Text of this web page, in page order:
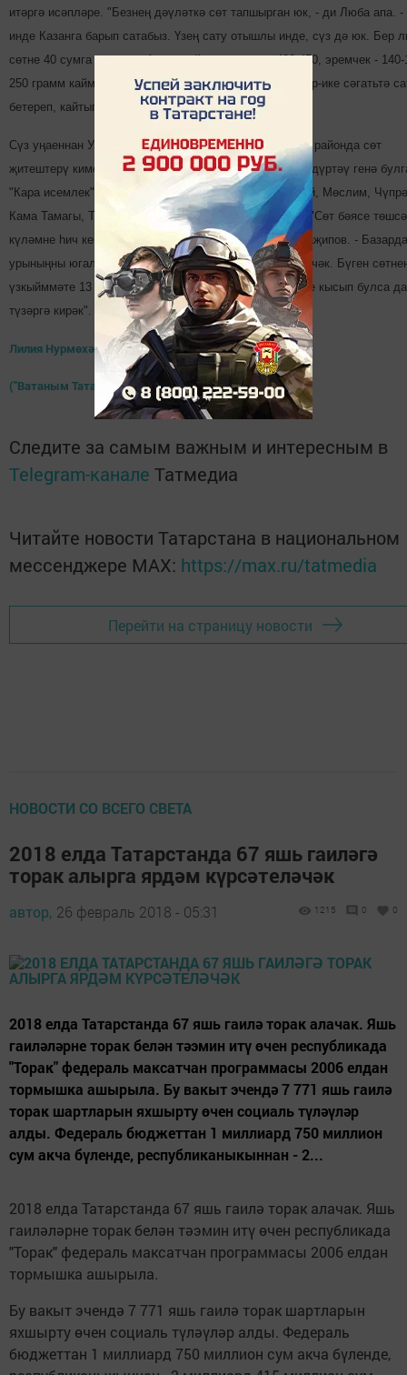
итәргә исәпләре. "Безнең дәүләткә сөт тапшырган юк, - ди Люба апа. -
инде Казанга барып сатабыз. Үзең сату отышлы инде, сүз дә юк. Бер
сөтне 40 сумга бирәбез. Атланмайның килосы - 400-450, эремчек - 140-
250 грамм каймак - 70 сум. Атнага бер көн киләбез, бер-ике сәгатьтә
бетереп, кайтып та китәбез".
Сүз уңаеннан Узган ел белән чагыштырганда, бы­ел 10 районда сөт
җитештерү кимегән. Алдагы елда исә ан­дыйлар саны дүртәү генә
"Кара исемлек"кә Буа, Кайбыч, Апас, Минзәлә, Чис­тай, Мөслим,
Кама Тамагы, Тукай, Мен­­делеевск районнары кергән. "Сөт бәясе
күләмне һич кенә дә ки­ме­тергә ярамый, - ди Нәҗип Ха­җипов. -
урыныңны югалтасың икән, анда башкалар килеп керәчәк. Бүген
үзкыйммәте 13 сумнан баш­лап 18гә кадәр җитә. Тешне кы­сып булса
түзәргә ки­рәк".
Лилия Нурмөхәммәтова/
("Ватаным Татарстан", /№ 27, 23.02.2018/)
Следите за самым важным и интересным в
Telegram-канале Татмедиа
Читайте новости Татарстана в национальном
мессенджере MАХ: https://max.ru/tatmedia
Перейти на страницу новости
НОВОСТИ СО ВСЕГО СВЕТА
2018 елда Татарстанда 67 яшь гаиләгә
торак алырга ярдәм күрсәтеләчәк
автор, 26 февраль 2018 - 05:31 1215 0 0
2018 елда Татарстанда 67 яшь гаилә торак алачак. Яшь
гаиләләрне торак белән тәэмин итү өчен республикада
"Торак" федераль максатчан программасы 2006 елдан
тормышка ашырыла. Бу вакыт эчендә 7 771 яшь гаилә
торак шартларын яхшырту өчен социаль түләүләр
алды. Федераль бюджеттан 1 миллиард 750 миллион
сум акча бүленде, республиканыкыннан - 2...
2018 елда Татарстанда 67 яшь гаилә торак алачак. Яшь
гаиләләрне торак белән тәэмин итү өчен республикада
"Торак" федераль максатчан программасы 2006 елдан
тормышка ашырыла.
Бу вакыт эчендә 7 771 яшь гаилә торак шартларын
яхшырту өчен социаль түләүләр алды. Федераль
бюджеттан 1 миллиард 750 миллион сум акча бүленде,